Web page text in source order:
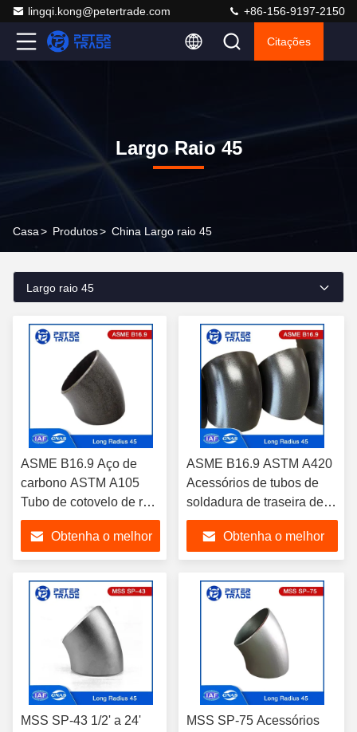
lingqi.kong@petertrade.com +86-156-9197-2150
Citações
Largo Raio 45
Casa> Produtos> China Largo raio 45
Largo raio 45
ASME B16.9 Aço de
carbono ASTM A105
Tubo de cotovelo de raio
longo 45 graus
Obtenha o melhor
ASME B16.9 ASTM A420
Acessórios de tubos de
soldadura de traseira de
aço carbono 45 graus
Cotovelo de raio longo
Cotovelos
Obtenha o melhor
MSS SP-43 1/2' a 24'
MSS SP-75 Acessórios